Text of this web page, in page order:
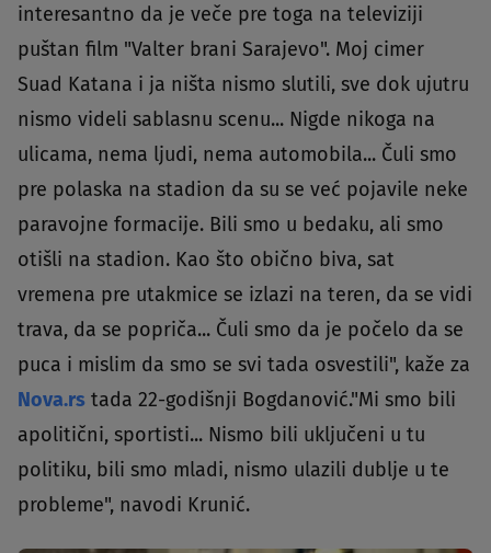
interesantno da je veče pre toga na televiziji
puštan film "Valter brani Sarajevo". Moj cimer
Suad Katana i ja ništa nismo slutili, sve dok ujutru
nismo videli sablasnu scenu... Nigde nikoga na
ulicama, nema ljudi, nema automobila... Čuli smo
pre polaska na stadion da su se već pojavile neke
paravojne formacije. Bili smo u bedaku, ali smo
otišli na stadion. Kao što obično biva, sat
vremena pre utakmice se izlazi na teren, da se vidi
trava, da se popriča... Čuli smo da je počelo da se
puca i mislim da smo se svi tada osvestili", kaže za
Nova.rs tada 22-godišnji Bogdanović."Mi smo bili
apolitični, sportisti... Nismo bili uključeni u tu
politiku, bili smo mladi, nismo ulazili dublje u te
probleme", navodi Krunić.